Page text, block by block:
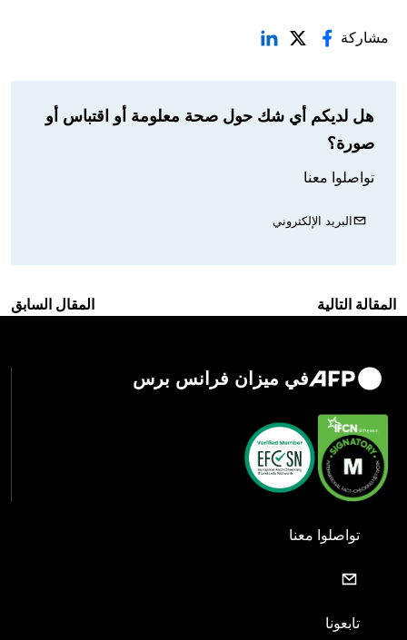
مشاركة
هل لديكم أي شك حول صحة معلومة أو اقتباس أو
صورة؟
تواصلوا معنا
البريد الإلكتروني
المقالة التالية المقال السابق
في ميزان فرانس برس
تواصلوا معنا
تابعونا